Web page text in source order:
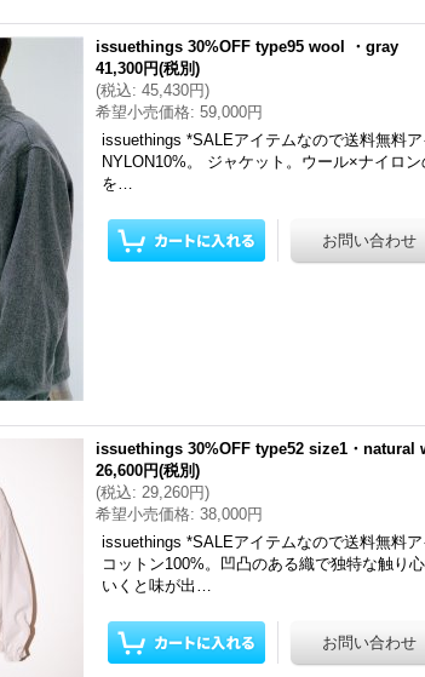
issuethings 30%OFF type95 wool ・gray
41,300円(税別)
(税込: 45,430円)
希望小売価格: 59,000円
issuethings *SALEアイテムなので送料無料
NYLON10%。 ジャケット。ウール×ナイロ
を…
issuethings 30%OFF type52 size1・natural
26,600円(税別)
(税込: 29,260円)
希望小売価格: 38,000円
issuethings *SALEアイテムなので送料無料
コットン100%。凹凸のある織で独特な触り
いくと味が出…